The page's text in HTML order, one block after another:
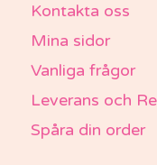
Kontakta oss
Mina sidor
Vanliga frågor
Leverans och
Spåra din order